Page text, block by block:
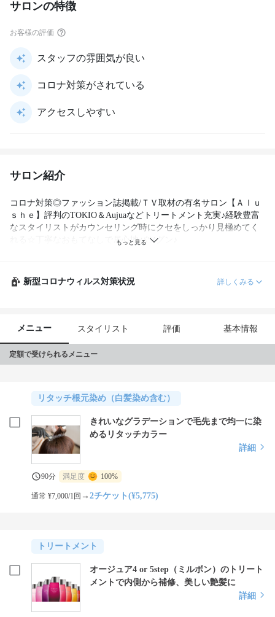
サロンの特徴
お客様の評価
スタッフの雰囲気が良い
コロナ対策がされている
アクセスしやすい
サロン紹介
コロナ対策◎ファッション誌掲載/ＴＶ取材の有名サロン【Ａｌｕ
ｓｈｅ】評判のTOKIO＆Aujuaなどトリートメント充実♪経験豊富
なスタイリストがカウンセリング時にクセをしっかり見極めてく
れる☆丁寧なおもてなしで居心地バツグン♪
新型コロナウィルス対策状況 詳しくみる
メニュー スタイリスト 評価 基本情報
定額で受けられるメニュー
リタッチ根元染め（白髪染め含む）
きれいなグラデーションで毛先まで均一に染
めるリタッチカラー
詳細
90分 満足度 100%
通常 ¥7,000/1回 →2チケット(¥5,775)
トリートメント
オージュア4 or 5step（ミルボン）のトリート
メントで内側から補修、美しい艶髪に
詳細